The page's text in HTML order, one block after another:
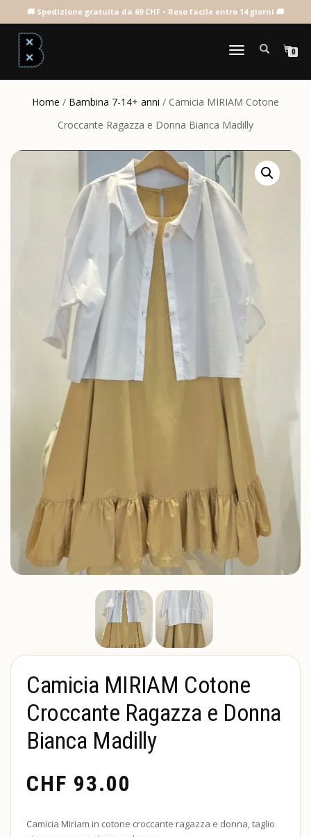
NAVIGAZIONE
0
Home / Bambina 7-14+ anni / Camicia MIRIAM Cotone
Croccante Ragazza e Donna Bianca Madilly
Camicia MIRIAM Cotone
Croccante Ragazza e Donna
Bianca Madilly
CHF 93.00
Camicia Miriam in cotone croccante ragazza e donna, taglio